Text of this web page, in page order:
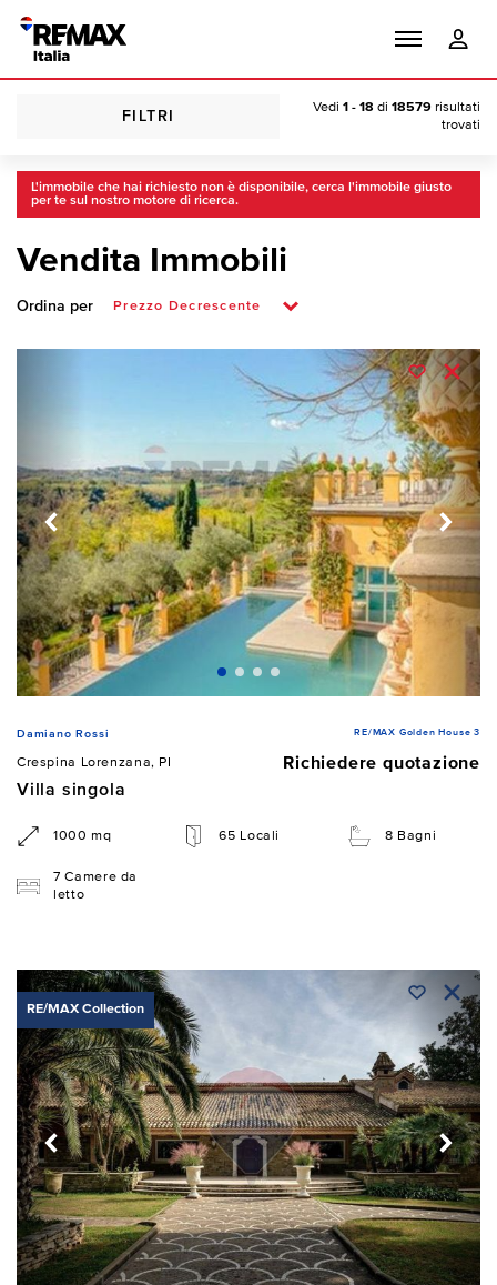
FILTRI
Vedi 1 - 18 di 18579 risultati
trovati
L'immobile che hai richiesto non è disponibile, cerca l'immobile giusto
per te sul nostro motore di ricerca.
Vendita Immobili
Ordina per
Damiano Rossi RE/MAX Golden House 3
Crespina Lorenzana, PI
Richiedere quotazione
Villa singola
1000 mq 65 Locali 8 Bagni
7 Camere da
letto
RE/MAX Collection